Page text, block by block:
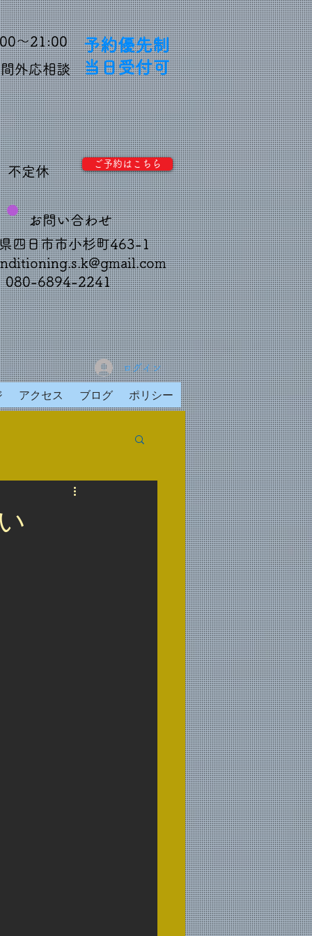
～21:00
外応相談
予約優先制
当日受付可
不定休
ご予約はこちら
お問い合わせ
四日市市小杉町463-1
080-6894-2241
ログイン
アクセス ブログ ポリシー